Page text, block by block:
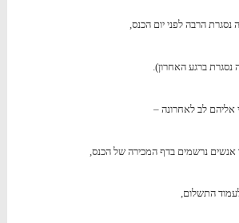
הרבה לפני יום הכנס,
ברגע האחרון).
אליהם לב לאחרונה –
אנשים נרשמים בדף המכירה של הכנס,
התשלום,